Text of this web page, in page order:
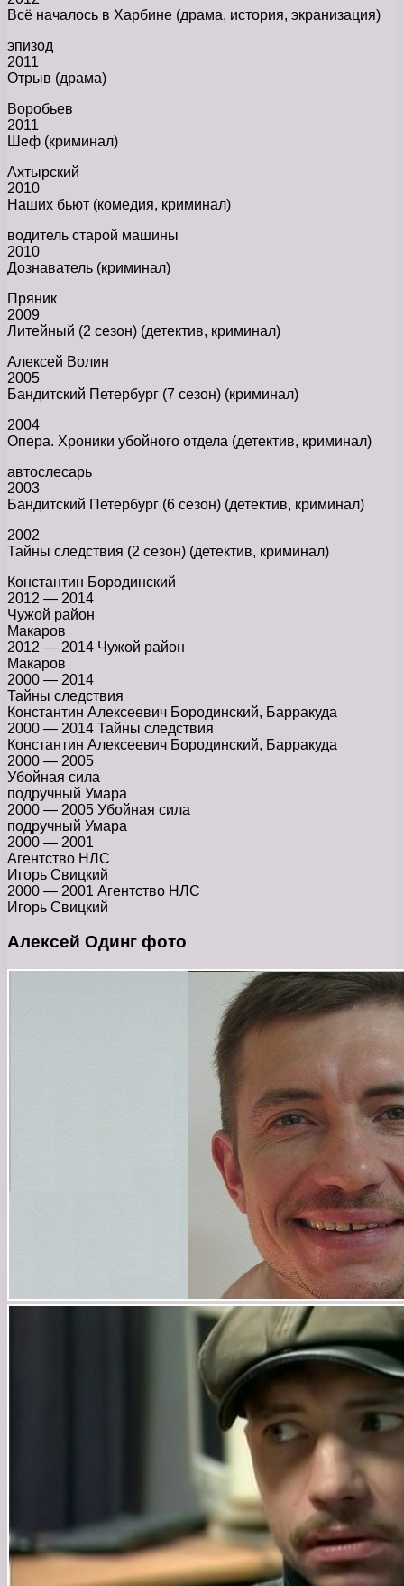
Всё началось в Харбине (драма, история, экранизация)
эпизод
2011
Отрыв (драма)
Воробьев
2011
Шеф (криминал)
Ахтырский
2010
Наших бьют (комедия, криминал)
водитель старой машины
2010
Дознаватель (криминал)
Пряник
2009
Литейный (2 сезон) (детектив, криминал)
Алексей Волин
2005
Бандитский Петербург (7 сезон) (криминал)
2004
Опера. Хроники убойного отдела (детектив, криминал)
автослесарь
2003
Бандитский Петербург (6 сезон) (детектив, криминал)
2002
Тайны следствия (2 сезон) (детектив, криминал)
Константин Бородинский
2012 — 2014
Чужой район
Макаров
2012 — 2014 Чужой район
Макаров
2000 — 2014
Тайны следствия
Константин Алексеевич Бородинский, Барракуда
2000 — 2014 Тайны следствия
Константин Алексеевич Бородинский, Барракуда
2000 — 2005
Убойная сила
подручный Умара
2000 — 2005 Убойная сила
подручный Умара
2000 — 2001
Агентство НЛС
Игорь Свицкий
2000 — 2001 Агентство НЛС
Игорь Свицкий
Алексей Одинг фото